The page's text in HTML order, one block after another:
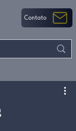
Contato